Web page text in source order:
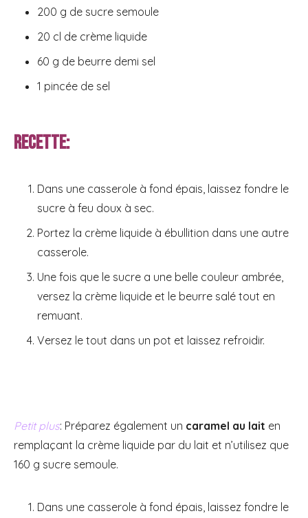
200 g de sucre semoule
20 cl de crème liquide
60 g de beurre demi sel
1 pincée de sel
Recette:
Dans une casserole à fond épais, laissez fondre le
sucre à feu doux à sec.
Portez la crème liquide à ébullition dans une autre
casserole.
Une fois que le sucre a une belle couleur ambrée,
versez la crème liquide et le beurre salé tout en
remuant.
Versez le tout dans un pot et laissez refroidir.
Petit plus: Préparez également un caramel au lait en
remplaçant la crème liquide par du lait et n’utilisez que
160 g sucre semoule.
Dans une casserole à fond épais, laissez fondre le